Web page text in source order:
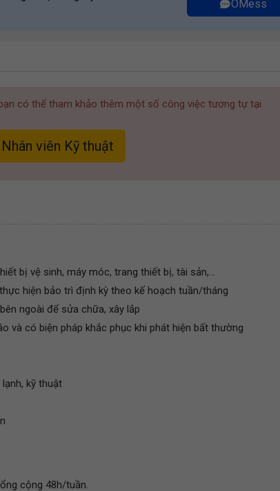
OMess
có thể tham khảo thêm một số công việc tương tự tại
viên Kỹ thuật
bị vệ sinh, máy móc, trang thiết bị, tài sản,...
hiện bảo trì định kỳ theo kế hoạch tuần/tháng
ngoài để sửa chữa, xây lắp
và có biện pháp khắc phục khi phát hiện bất thường
kỹ thuật
cộng 48h/tuần.